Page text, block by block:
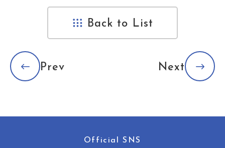
Prev
Back to List
Next
Official SNS